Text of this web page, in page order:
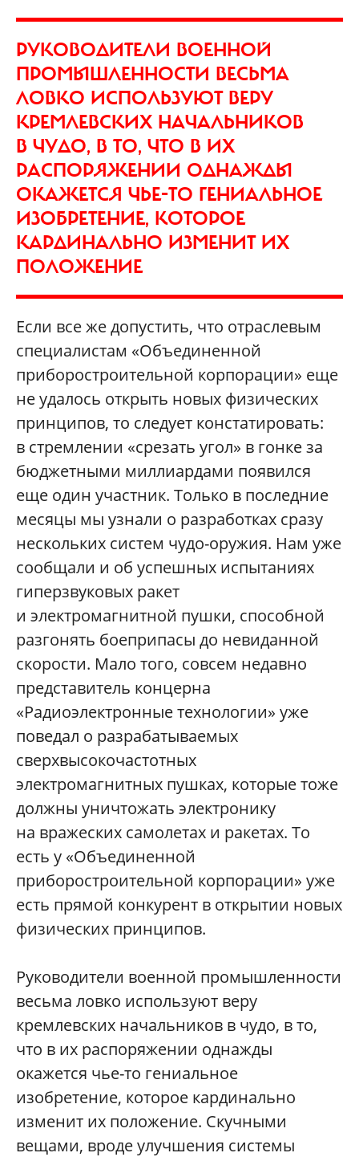
РУКОВОДИТЕЛИ ВОЕННОЙ
ПРОМЫШЛЕННОСТИ ВЕСЬМА
ЛОВКО ИСПОЛЬЗУЮТ ВЕРУ
КРЕМЛЕВСКИХ НАЧАЛЬНИКОВ
В ЧУДО, В ТО, ЧТО В ИХ
РАСПОРЯЖЕНИИ ОДНАЖДЫ
ОКАЖЕТСЯ ЧЬЕ-ТО ГЕНИАЛЬНОЕ
ИЗОБРЕТЕНИЕ, КОТОРОЕ
КАРДИНАЛЬНО ИЗМЕНИТ ИХ
ПОЛОЖЕНИЕ
Если все же допустить, что отраслевым
специалистам «Объединенной
приборостроительной корпорации» еще
не удалось открыть новых физических
принципов, то следует констатировать:
в стремлении «срезать угол» в гонке за
бюджетными миллиардами появился
еще один участник. Только в последние
месяцы мы узнали о разработках сразу
нескольких систем чудо-оружия. Нам уже
сообщали и об успешных испытаниях
гиперзвуковых ракет
и электромагнитной пушки, способной
разгонять боеприпасы до невиданной
скорости. Мало того, совсем недавно
представитель концерна
«Радиоэлектронные технологии» уже
поведал о разрабатываемых
сверхвысокочастотных
электромагнитных пушках, которые тоже
должны уничтожать электронику
на вражеских самолетах и ракетах. То
есть у «Объединенной
приборостроительной корпорации» уже
есть прямой конкурент в открытии новых
физических принципов.
Руководители военной промышленности
весьма ловко используют веру
кремлевских начальников в чудо, в то,
что в их распоряжении однажды
окажется чье-то гениальное
изобретение, которое кардинально
изменит их положение. Скучными
вещами, вроде улучшения системы